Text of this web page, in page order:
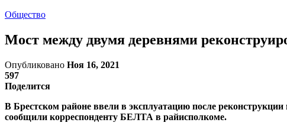
Общество
Мост между двумя деревнями
Опубликовано Ноя 16, 2021
597
Поделится
В Брестском районе ввели в эксплуатацию после
сообщили корреспонденту БЕЛТА в райисполкоме.